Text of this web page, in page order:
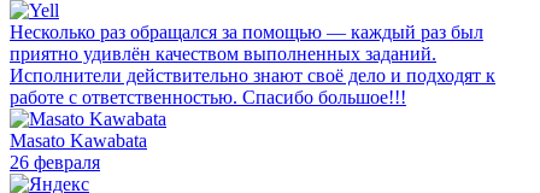
Несколько раз обращался за помощью — каждый раз был
приятно удивлён качеством выполненных заданий.
Исполнители действительно знают своё дело и подходят к
работе с ответственностью. Спасибо большое!!!
Masato Kawabata
26 февраля